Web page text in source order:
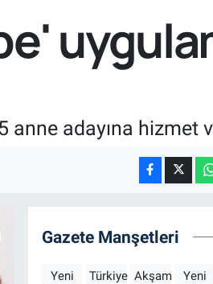
anne adayına hizmet
Gazete Manşetleri
Yeni
Türkiye Akşam
Yeni